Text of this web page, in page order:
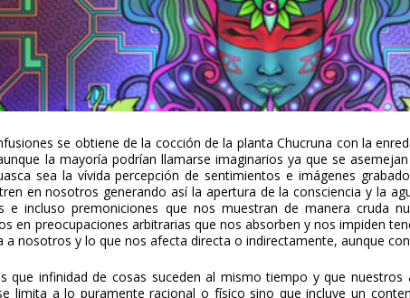
se obtiene de la cocción de la planta Chucruna con la
la mayoría podrían llamarse imaginarios ya que se
sea la vívida percepción de sentimientos e imágenes
en nosotros generando así la apertura de la consciencia y la
e incluso premoniciones que nos muestran de manera cruda
en preocupaciones arbitrarias que nos absorben y nos impiden
nosotros y lo que nos afecta directa o indirectamente, aunque
que infinidad de cosas suceden al mismo tiempo y que
limita a lo puramente racional o físico sino que incluye un